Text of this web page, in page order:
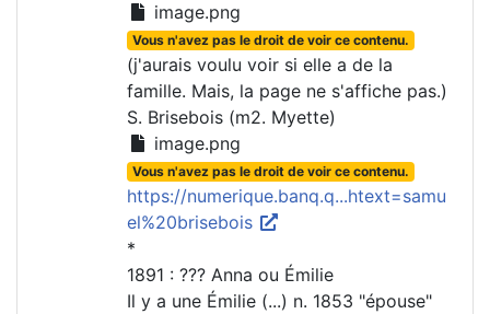
image.png
Vous n'avez pas le droit de voir ce contenu.
(j'aurais voulu voir si elle a de la
famille. Mais, la page ne s'affiche pas.)
S. Brisebois (m2. Myette)
image.png
Vous n'avez pas le droit de voir ce contenu.
https://numerique.banq.q...htext=samu
el%20brisebois
*
1891 : ??? Anna ou Émilie
Il y a une Émilie (...) n. 1853 "épouse"